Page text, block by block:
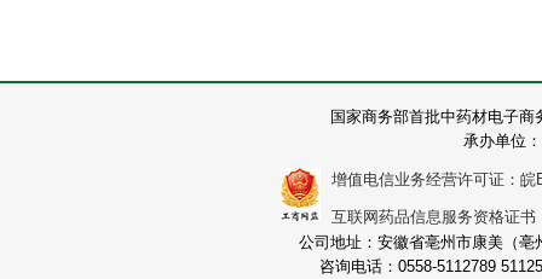
国家商务部首批中药材电子
承办单位
增值电信业务经营许可证：皖
互联网药品信息服务资格证
公司地址：安徽省亳州市康美（
咨询电话：0558-5112789